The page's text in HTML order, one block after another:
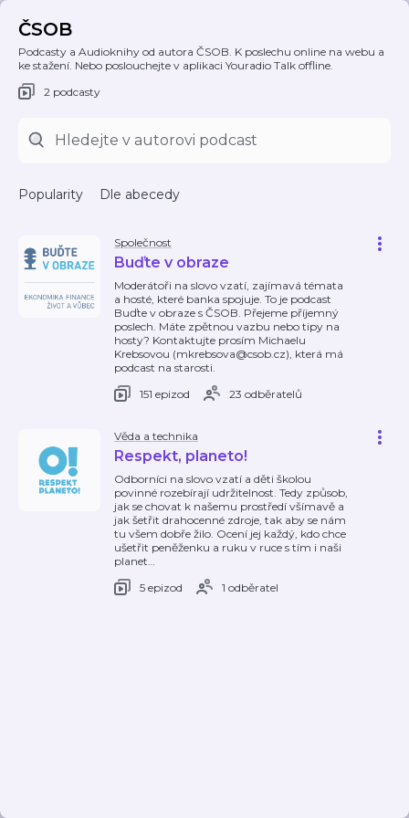
ČSOB
Podcasty a Audioknihy od autora ČSOB. K poslechu online na webu a
ke stažení. Nebo poslouchejte v aplikaci Youradio Talk offline.
2 podcasty
Popularity Dle abecedy
Společnost
Buďte v obraze
Moderátoři na slovo vzatí, zajímavá témata
a hosté, které banka spojuje. To je podcast
Buďte v obraze s ČSOB. Přejeme příjemný
poslech. Máte zpětnou vazbu nebo tipy na
hosty? Kontaktujte prosím Michaelu
Krebsovou (mkrebsova@csob.cz), která má
podcast na starosti.
151 epizod
23 odběratelů
Věda a technika
Respekt, planeto!
Odborníci na slovo vzatí a děti školou
povinné rozebírají udržitelnost. Tedy způsob,
jak se chovat k našemu prostředí všímavě a
jak šetřit drahocenné zdroje, tak aby se nám
tu všem dobře žilo. Ocení jej každý, kdo chce
ušetřit peněženku a ruku v ruce s tím i naši
planet…
5 epizod
1 odběratel